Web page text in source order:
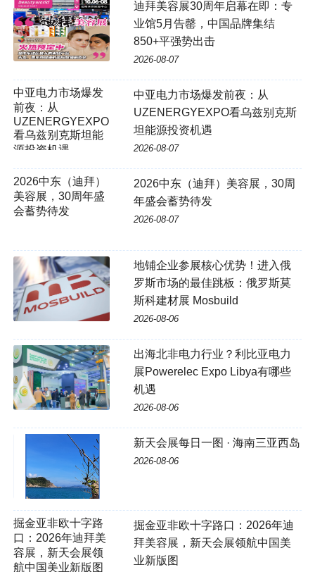
迪拜美容展30周年启幕在即：专
业馆5月告罄，中国品牌集结
850+平强势出击
2026-08-07
中亚电力市场爆发前夜：从
UZENERGYEXPO看乌兹别克斯
坦能源投资机遇
2026-08-07
2026中东（迪拜）
美容展，30周年盛
会蓄势待发
2026中东（迪拜）美容展，30周
年盛会蓄势待发
2026-08-07
地铺企业参展核心优势！进入俄
罗斯市场的最佳跳板：俄罗斯莫
斯科建材展 Mosbuild
2026-08-06
出海北非电力行业？利比亚电力
展Powerelec Expo Libya有哪些
机遇
2026-08-06
新天会展每日一图 · 海南三亚西岛
2026-08-06
掘金亚非欧十字路口：2026年迪
拜美容展，新天会展领航中国美
业新版图